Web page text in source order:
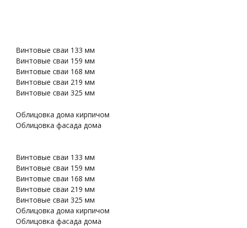
Винтовые сваи 133 мм
Винтовые сваи 159 мм
Винтовые сваи 168 мм
Винтовые сваи 219 мм
Винтовые сваи 325 мм
Облицовка дома кирпичом
Облицовка фасада дома
Винтовые сваи 133 мм
Винтовые сваи 159 мм
Винтовые сваи 168 мм
Винтовые сваи 219 мм
Винтовые сваи 325 мм
Облицовка дома кирпичом
Облицовка фасада дома